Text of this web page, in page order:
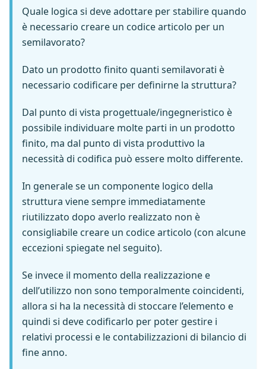
Quale logica si deve adottare per stabilire quando
è necessario creare un codice articolo per un
semilavorato?
Dato un prodotto finito quanti semilavorati è
necessario codificare per definirne la struttura?
Dal punto di vista progettuale/ingegneristico è
possibile individuare molte parti in un prodotto
finito, ma dal punto di vista produttivo la
necessità di codifica può essere molto differente.
In generale se un componente logico della
struttura viene sempre immediatamente
riutilizzato dopo averlo realizzato non è
consigliabile creare un codice articolo (con alcune
eccezioni spiegate nel seguito).
Se invece il momento della realizzazione e
dell’utilizzo non sono temporalmente coincidenti,
allora si ha la necessità di stoccare l’elemento e
quindi si deve codificarlo per poter gestire i
relativi processi e le contabilizzazioni di bilancio di
fine anno.